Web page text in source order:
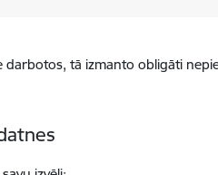
darbotos, tā izmanto obligāti